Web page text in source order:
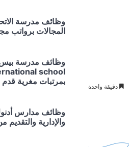
دقيقة واحدة
وظائف مدرسة
المجالات برواتب
بمرتبات مغرية قدم
وظائف مدارس
والإدارية